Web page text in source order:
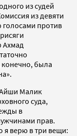
из судей
из девяти
голосами против
Ахмад
конечно, была
Айши Малик
суда,
в
прав.
я верю в три вещи: